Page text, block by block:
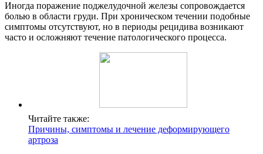
Иногда поражение поджелудочной железы сопровождается
болью в области груди. При хроническом течении подобные
симптомы отсутствуют, но в периоды рецидива возникают
часто и осложняют течение патологического процесса.
Читайте также:
Причины, симптомы и лечение деформирующего
артроза